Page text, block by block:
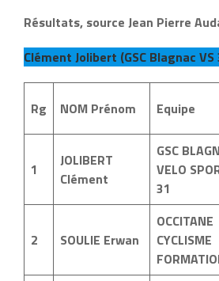
Résultats, source Jean Pierre
Clément Jolibert (GSC Blagnac VS
Rg NOM Prénom Equipe
1
JOLIBERT
Clément
GSC
VELO
31
2 SOULIE Erwan
OCCITANE
CYCLISME